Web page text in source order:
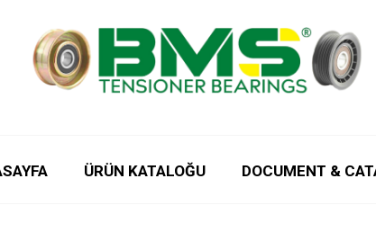
ÜRÜN KATALOĞU DOCUMENT &